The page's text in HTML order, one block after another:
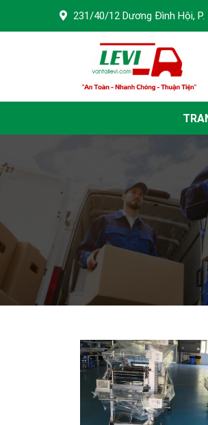
231/40/12 Dương Đình Hội,